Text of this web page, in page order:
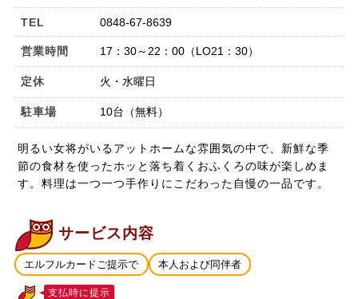
TEL 0848-67-8639
営業時間 17：30～22：00（LO21：30）
定休 火・水曜日
駐車場 10台（無料）
明るい女将がいるアットホームな雰囲気の中で、新鮮な季
節の食材を使ったホッと落ち着くおふくろの味が楽しめま
す。料理は一つ一つ手作りにこだわった自慢の一品です。
サービス内容
エルフルカードご提示で 本人および同伴者
支払時に提示